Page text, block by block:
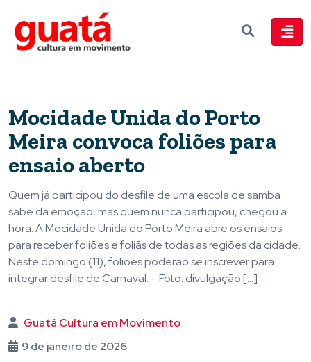
Mocidade Unida do Porto
Meira convoca foliões para
ensaio aberto
Quem já participou do desfile de uma escola de samba
sabe da emoção, mas quem nunca participou, chegou a
hora. A Mocidade Unida do Porto Meira abre os ensaios
para receber foliões e foliãs de todas as regiões da cidade.
Neste domingo (11), foliões poderão se inscrever para
integrar desfile de Carnaval. – Foto: divulgação […]
Guatá Cultura em Movimento
9 de janeiro de 2026